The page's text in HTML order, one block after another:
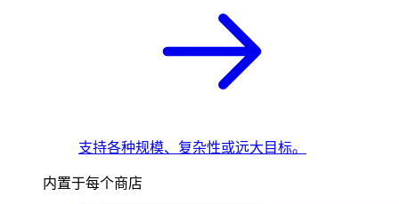
支持各种规模、复杂性或远大目标。
内置于每个商店